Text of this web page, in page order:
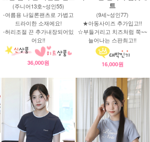
(주니어13호~성인55)
-여름용 나일론팬츠로 가볍고
드라이한 소재에요!
-허리조절 끈 추가내장되어있
어요!!
36,000원
트
(9세~성인77)
★아동사이즈 추가입고!!
☆부들거리고 치즈처럼 쭉~~
늘어나는 스판최고!!
16,000원